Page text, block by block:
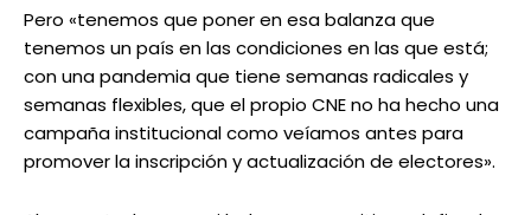
Pero «tenemos que poner en esa balanza que
tenemos un país en las condiciones en las que está;
con una pandemia que tiene semanas radicales y
semanas flexibles, que el propio CNE no ha hecho una
campaña institucional como veíamos antes para
promover la inscripción y actualización de electores».